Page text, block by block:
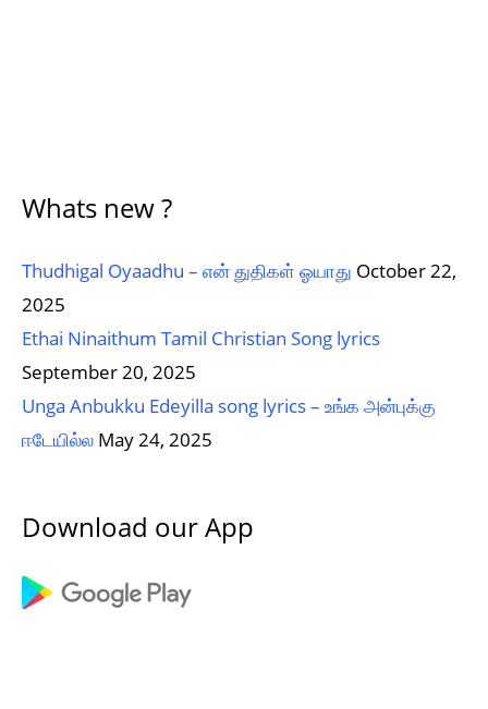
Whats new ?
Thudhigal Oyaadhu – என் துதிகள் ஓயாது October 22,
2025
Ethai Ninaithum Tamil Christian Song lyrics
September 20, 2025
Unga Anbukku Edeyilla song lyrics – உங்க அன்புக்கு
ஈடேயில்ல May 24, 2025
Download our App